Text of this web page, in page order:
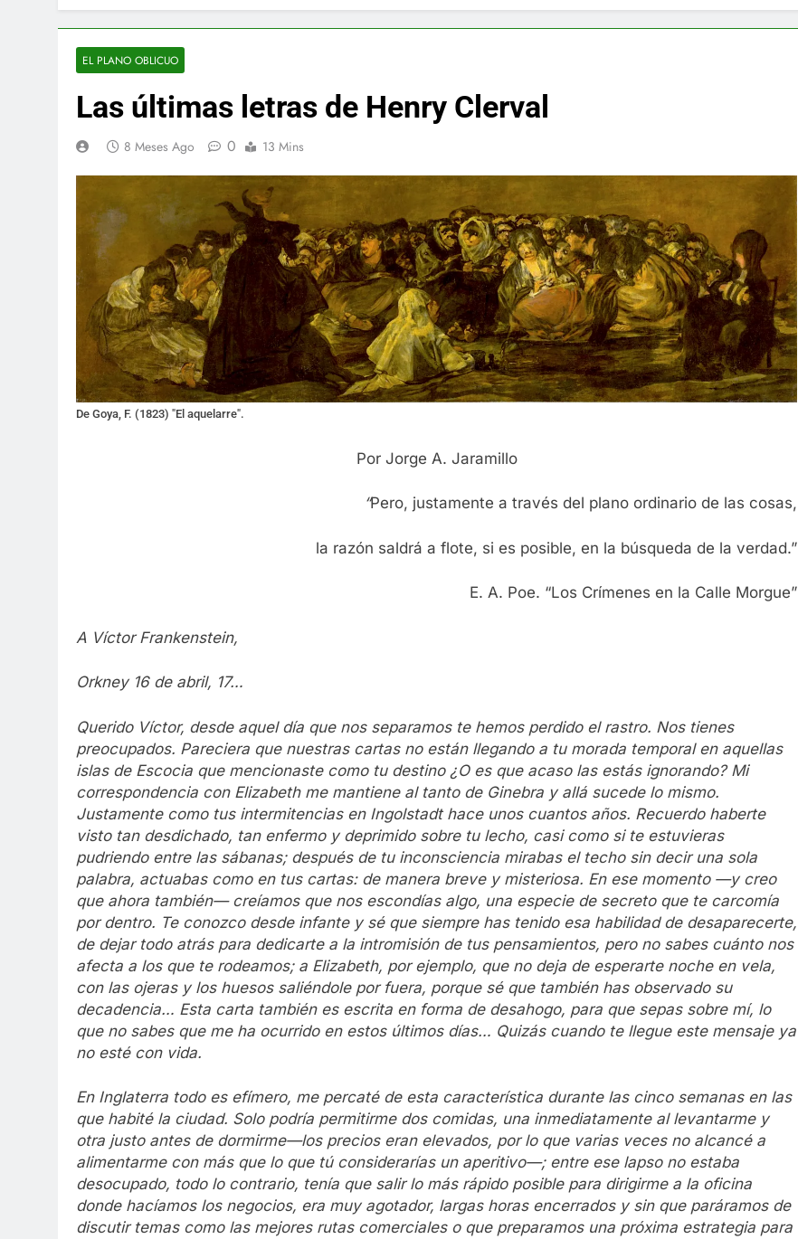
EL PLANO OBLICUO
Las últimas letras de Henry Clerval
8 Meses Ago 0 13 Mins
De Goya, F. (1823) "El aquelarre".
Por Jorge A. Jaramillo
“Pero, justamente a través del plano ordinario de las cosas,
la razón saldrá a flote, si es posible, en la búsqueda de la verdad.”
E. A. Poe. “Los Crímenes en la Calle Morgue”
A Víctor Frankenstein,
Orkney 16 de abril, 17…
Querido Víctor, desde aquel día que nos separamos te hemos perdido el rastro. Nos tienes
preocupados. Pareciera que nuestras cartas no están llegando a tu morada temporal en aquellas
islas de Escocia que mencionaste como tu destino ¿O es que acaso las estás ignorando? Mi
correspondencia con Elizabeth me mantiene al tanto de Ginebra y allá sucede lo mismo.
Justamente como tus intermitencias en Ingolstadt hace unos cuantos años. Recuerdo haberte
visto tan desdichado, tan enfermo y deprimido sobre tu lecho, casi como si te estuvieras
pudriendo entre las sábanas; después de tu inconsciencia mirabas el techo sin decir una sola
palabra, actuabas como en tus cartas: de manera breve y misteriosa. En ese momento —y creo
que ahora también— creíamos que nos escondías algo, una especie de secreto que te carcomía
por dentro. Te conozco desde infante y sé que siempre has tenido esa habilidad de desaparecerte,
de dejar todo atrás para dedicarte a la intromisión de tus pensamientos, pero no sabes cuánto nos
afecta a los que te rodeamos; a Elizabeth, por ejemplo, que no deja de esperarte noche en vela,
con las ojeras y los huesos saliéndole por fuera, porque sé que también has observado su
decadencia… Esta carta también es escrita en forma de desahogo, para que sepas sobre mí, lo
que no sabes que me ha ocurrido en estos últimos días… Quizás cuando te llegue este mensaje ya
no esté con vida.
En Inglaterra todo es efímero, me percaté de esta característica durante las cinco semanas en las
que habité la ciudad. Solo podría permitirme dos comidas, una inmediatamente al levantarme y
otra justo antes de dormirme—los precios eran elevados, por lo que varias veces no alcancé a
alimentarme con más que lo que tú considerarías un aperitivo—; entre ese lapso no estaba
desocupado, todo lo contrario, tenía que salir lo más rápido posible para dirigirme a la oficina
donde hacíamos los negocios, era muy agotador, largas horas encerrados y sin que paráramos de
discutir temas como las mejores rutas comerciales o que preparamos una próxima estrategia para